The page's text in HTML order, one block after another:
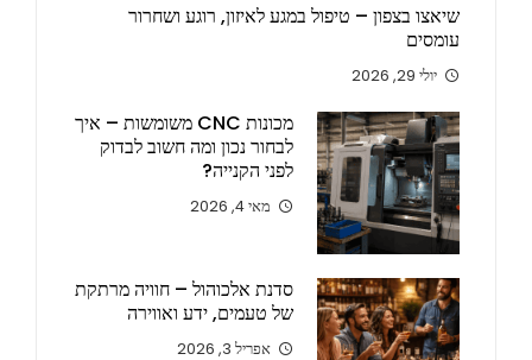
שיאצו בצפון – טיפול במגע לאיזון, רוגע ושחרור
עומסים
יולי 29, 2026
מכונות CNC משומשות – איך
לבחור נכון ומה חשוב לבדוק
לפני הקנייה?
מאי 4, 2026
סדנת אלכוהול – חוויה מרתקת
של טעמים, ידע ואווירה
אפריל 3, 2026